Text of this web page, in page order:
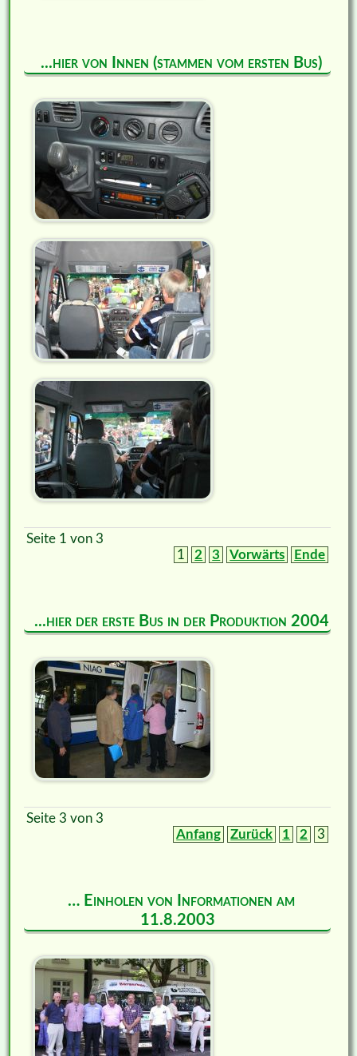
...hier von Innen (stammen vom ersten Bus)
Seite 1 von 3
1
2 3 Vorwärts Ende
...hier der erste Bus in der Produktion 2004
Seite 3 von 3
Anfang
Zurück 1 2 3
… Einholen von Informationen am
11.8.2003